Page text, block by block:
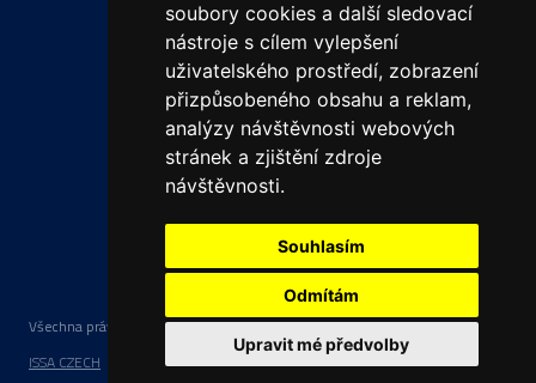
soubory cookies a další sledovací
nástroje s cílem vylepšení
uživatelského prostředí, zobrazení
přizpůsobeného obsahu a reklam,
analýzy návštěvnosti webových
stránek a zjištění zdroje
návštěvnosti.
Souhlasím
Odmítám
Upravit mé předvolby
Všechna práva vyhrazena Česká lékařská komora | Tvorba a provoz webu:
ISSA CZECH